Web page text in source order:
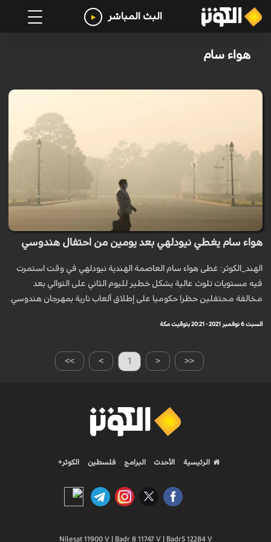
البث المباشر
هواء سام
هواء سام يغطي نيودلهي بعد يومين من احتفال هندوسي
الهند_الكوثر: غطى هواء سام العاصمة الهندية نيودلهي في وقت استمرت
فيه مستويات تلوث عالية بشكل خطير لليوم الثاني على التوالي بعد
مخالفة محتفلين حظرا حكوميا على إطلاق ألعاب نارية بمهرجان هندوسي.
السبت 6 نوفمبر 2021 - 20:21 بتوقيت مكة
>> > 1 < <<
الرئيسية الأحدث البرامج فلسطين الكوثر+
Nilesat 11900 V | Badr 8 11747 V | Badr5 12284 V